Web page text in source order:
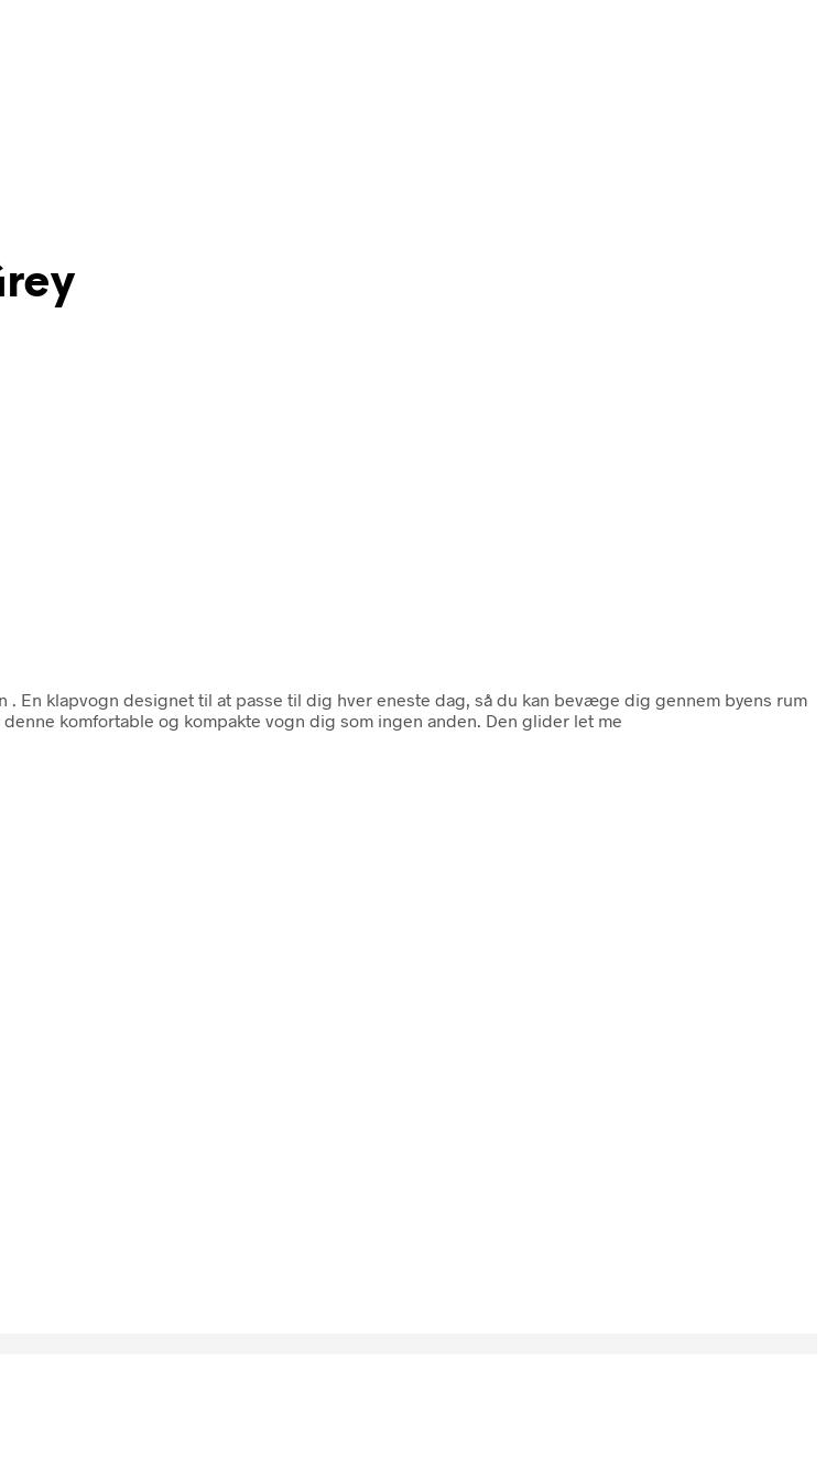
. En klapvogn designet til at passe til dig hver eneste dag, så du kan bevæge dig gennem byens rum
komfortable og kompakte vogn dig som ingen anden. Den glider let me